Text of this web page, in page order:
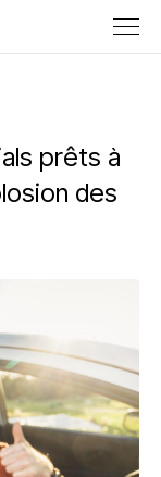
prêts à
des